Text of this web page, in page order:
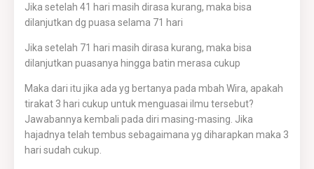
Jika setelah 41 hari masih dirasa kurang, maka bisa
dilanjutkan dg puasa selama 71 hari
Jika setelah 71 hari masih dirasa kurang, maka bisa
dilanjutkan puasanya hingga batin merasa cukup
Maka dari itu jika ada yg bertanya pada mbah Wira, apakah
tirakat 3 hari cukup untuk menguasai ilmu tersebut?
Jawabannya kembali pada diri masing-masing. Jika
hajadnya telah tembus sebagaimana yg diharapkan maka 3
hari sudah cukup.